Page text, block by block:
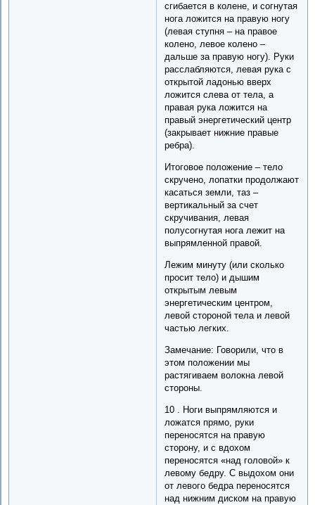
сгибается в колене, и согнутая
нога ложится на правую ногу
(левая ступня – на правое
колено, левое колено –
дальше за правую ногу). Руки
расслабляются, левая рука с
открытой ладонью вверх
ложится слева от тела, а
правая рука ложится на
правый энергетический центр
(закрывает нижние правые
ребра).
Итоговое положение – тело
скручено, лопатки продолжают
касаться земли, таз –
вертикальный за счет
скручивания, левая
полусогнутая нога лежит на
выпрямленной правой.
Лежим минуту (или сколько
просит тело) и дышим
открытым левым
энергетическим центром,
левой стороной тела и левой
частью легких.
Замечание: Говорили, что в
этом положении мы
растягиваем волокна левой
стороны.
10 . Ноги выпрямляются и
ложатся прямо, руки
переносятся на правую
сторону, и с вдохом
переносятся «над головой» к
левому бедру. С выдохом они
от левого бедра переносятся
над нижним диском на правую